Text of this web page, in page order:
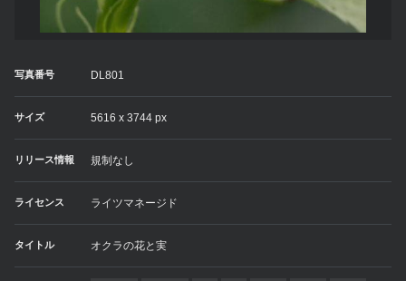
写真番号 DL801
サイズ 5616 x 3744 px
リリース情報 規制なし
ライセンス ライツマネージド
タイトル オクラの花と実